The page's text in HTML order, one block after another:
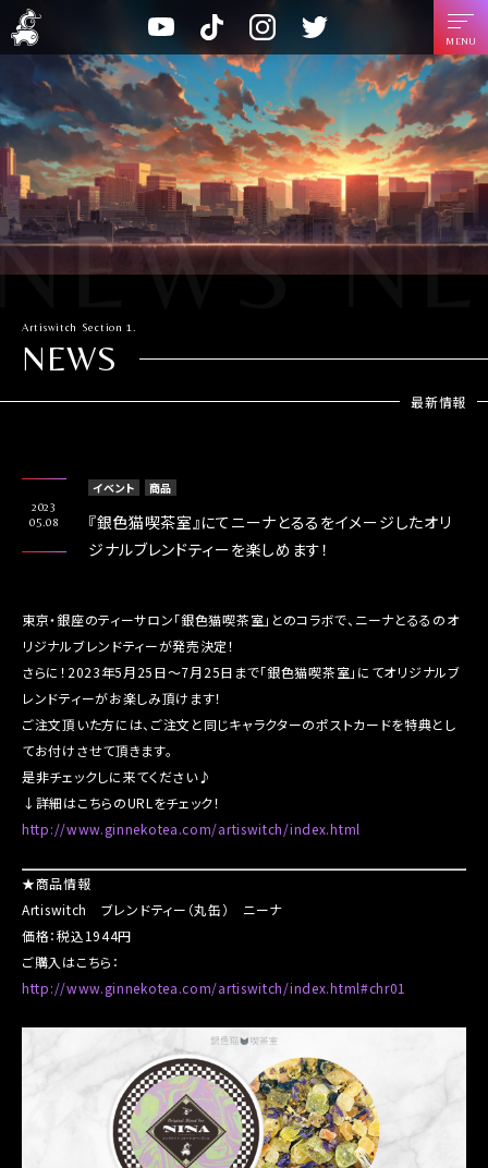
r
t
w
i
t
c
h
Y
u
t
b
e
T
i
k
T
o
k
I
n
s
a
g
a
m
T
i
t
e
r
Artiswitch Section 1.
NEWS
最新情報
『銀色猫喫茶室』にてニーナとるるをイメージしたオリ
ジナルブレンドティーを楽しめます！
イベント 商品
2023
05.08
東京・銀座のティーサロン「銀色猫喫茶室」とのコラボで、ニーナとるるのオ
リジナルブレンドティーが発売決定！
さらに！2023年5月25日～7月25日まで「銀色猫喫茶室」にてオリジナルブ
レンドティーがお楽しみ頂けます！
ご注文頂いた方には、ご注文と同じキャラクターのポストカードを特典とし
てお付けさせて頂きます。
是非チェックしに来てください♪
↓詳細はこちらのURLをチェック！
http://www.ginnekotea.com/artiswitch/index.html
★商品情報
Artiswitch ブレンドティー（丸缶） ニーナ
価格：税込1944円
ご購入はこちら：
http://www.ginnekotea.com/artiswitch/index.html#chr01